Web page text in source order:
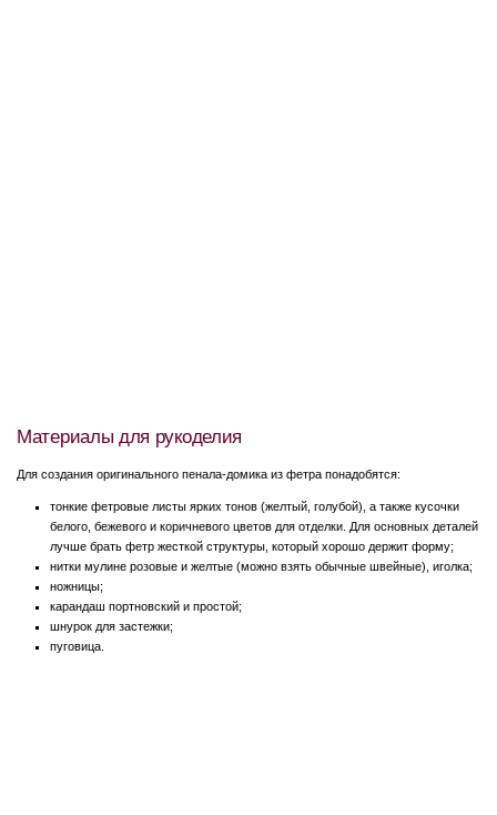
Материалы для рукоделия
Для создания оригинального пенала-домика из фетра понадобятся:
тонкие фетровые листы ярких тонов (желтый, голубой), а также кусочки
белого, бежевого и коричневого цветов для отделки. Для основных деталей
лучше брать фетр жесткой структуры, который хорошо держит форму;
нитки мулине розовые и желтые (можно взять обычные швейные), иголка;
ножницы;
карандаш портновский и простой;
шнурок для застежки;
пуговица.